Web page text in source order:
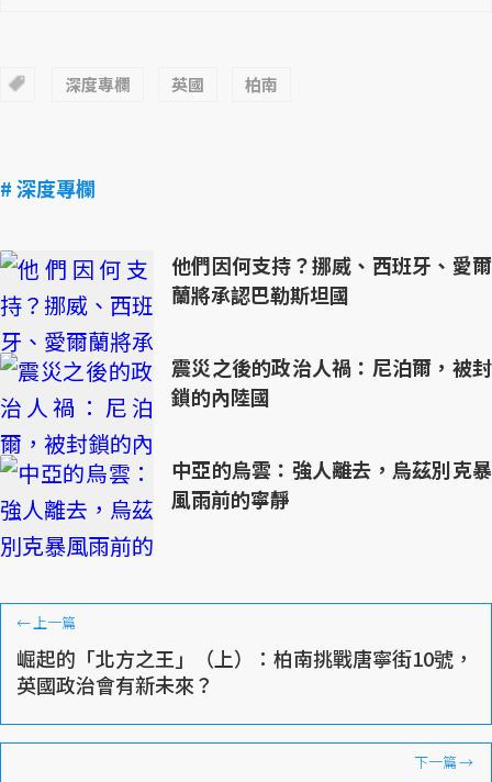
深度專欄 英國 柏南
# 深度專欄
他們因何支持？挪威、西班牙、愛爾
蘭將承認巴勒斯坦國
震災之後的政治人禍：尼泊爾，被封
鎖的內陸國
中亞的烏雲：強人離去，烏茲別克暴
風雨前的寧靜
←上一篇
崛起的「北方之王」（上）：柏南挑戰唐寧街10號，
英國政治會有新未來？
下一篇→